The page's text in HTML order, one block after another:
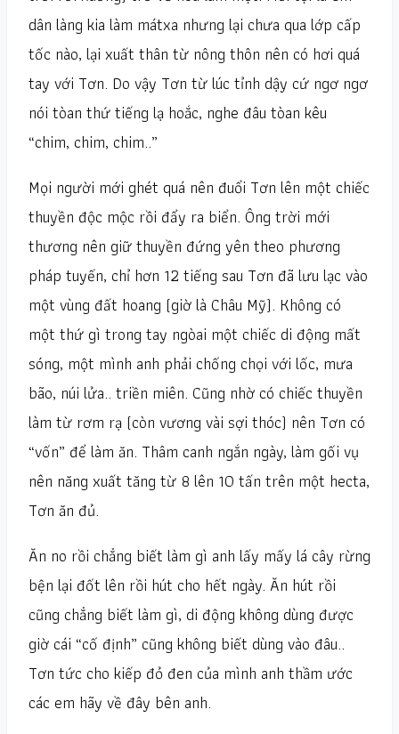
dân làng kia làm mátxa nhưng lại chưa qua lớp cấp
tốc nào, lại xuất thân từ nông thôn nên có hơi quá
tay với Tơn. Do vậy Tơn từ lúc tỉnh dậy cứ ngơ ngơ
nói tòan thứ tiếng lạ hoắc, nghe đâu tòan kêu
“chim, chim, chim..”
Mọi người mới ghét quá nên đuổi Tơn lên một chiếc
thuyền độc mộc rồi đẩy ra biển. Ông trời mới
thương nên giữ thuyền đứng yên theo phương
pháp tuyến, chỉ hơn 12 tiếng sau Tơn đã lưu lạc vào
một vùng đất hoang (giờ là Châu Mỹ). Không có
một thứ gì trong tay ngòai một chiếc di động mất
sóng, một mình anh phải chống chọi với lốc, mưa
bão, núi lửa.. triền miên. Cũng nhờ có chiếc thuyền
làm từ rơm rạ (còn vương vài sợi thóc) nên Tơn có
“vốn” để làm ăn. Thâm canh ngắn ngày, làm gối vụ
nên năng xuất tăng từ 8 lên 10 tấn trên một hecta,
Tơn ăn đủ.
Ăn no rồi chẳng biết làm gì anh lấy mấy lá cây rừng
bện lại đốt lên rồi hút cho hết ngày. Ăn hút rồi
cũng chẳng biết làm gì, di động không dùng được
giờ cái “cố định” cũng không biết dùng vào đâu..
Tơn tức cho kiếp đỏ đen của mình anh thầm ước
các em hãy về đây bên anh.